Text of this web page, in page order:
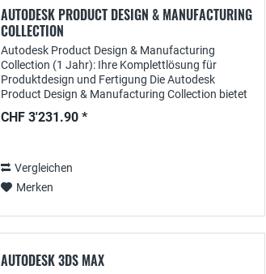
AUTODESK PRODUCT DESIGN & MANUFACTURING
COLLECTION
Autodesk Product Design & Manufacturing
Collection (1 Jahr): Ihre Komplettlösung für
Produktdesign und Fertigung Die Autodesk
Product Design & Manufacturing Collection bietet
Softwarelösungen, die...
CHF 3'231.90 *
Vergleichen
Merken
AUTODESK 3DS MAX